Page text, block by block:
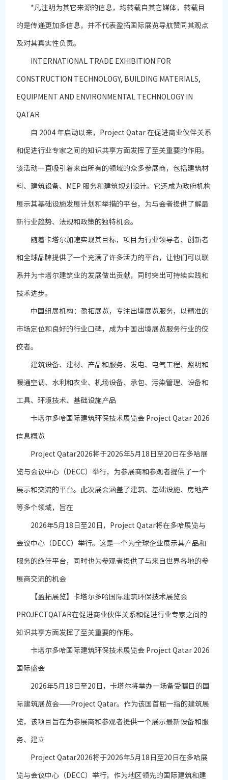
*凡注明为其它来源的信息，均转载自其它媒体，转载目
的是传递更加多信息，并不代表盈拓国际展览导航赞同其观点
及对其真实性负责。
INTERNATIONAL TRADE EXHIBITION FOR
CONSTRUCTION TECHNOLOGY, BUILDING MATERIALS,
EQUIPMENT AND ENVIRONMENTAL TECHNOLOGY IN
QATAR
自 2004 年启动以来，Project Qatar 在促进商业伙伴关系
和促进行业专家之间的知识共享方面发挥了至关重要的作用。
该活动一直吸引着来自所有的领域的众多参展商，包括建筑材
料、建筑设备、MEP 服务和建筑规划设计。它还成为政府机构
展示其基础设施发展计划和举措的平台，为与会者提供了解最
新行业趋势、法规和政策的独特机会。
随着卡塔尔加速实现其目标，项目为行业领导者、创新者
和全球品牌提供了一个充满了许多活力的平台，让他们可以联
系并为卡塔尔建筑业的发展做出贡献，同时突出可持续实践和
技术进步。
中国组展机构：盈拓展览，专注出境展览服务，以精准的
市场定位和良好的行业口碑，成为中国出境展览服务行业的佼
佼者。
建筑设备、建材、产品和服务、发电、电气工程、照明和
暖通空调、水利和农业、机场设备、承包、污染管理、设备和
工具、环境技术、基础设施产品
卡塔尔多哈国际建筑环保技术展览会 Project Qatar 2026
信息概览
Project Qatar2026将于2026年5月18日至20日在多哈展
览与会议中心（DECC）举行，为参展商和参观者提供了一个
展示和交流的平台。此次展会涵盖了建筑、基础设施、房地产
等多个领域，旨在
2026年5月18日至20日，Project Qatar将在多哈展览与
会议中心（DECC）举行。这是一个为全球企业展示其产品和
服务的绝佳平台，同时也为参观者提供了与来自世界各地的参
展商交流的机会
【盈拓展览】卡塔尔多哈国际建筑环保技术展览会
PROJECTQATAR在促进商业伙伴关系和促进行业专家之间的
知识共享方面发挥了至关重要的作用。
卡塔尔多哈国际建筑环保技术展览会 Project Qatar 2026
国际盛会
2026年5月18日至20日，卡塔尔将举办一场备受瞩目的国
际建筑展览会——Project Qatar。作为该国首屈一指的建筑展
览，该项目旨在为参展商和参观者提供一个展示最新设备和服
务、建立
Project Qatar2026将于2026年5月18日至20日在多哈展
览与会议中心（DECC）举行，作为地区领先的国际建筑和建